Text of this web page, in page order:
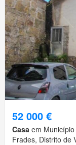
52 000 €
Casa em
Frades, Distrito de